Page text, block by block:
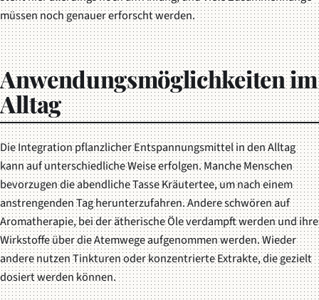
müssen noch genauer erforscht werden.
Anwendungsmöglichkeiten im
Alltag
Die Integration pflanzlicher Entspannungsmittel in den Alltag
kann auf unterschiedliche Weise erfolgen. Manche Menschen
bevorzugen die abendliche Tasse Kräutertee, um nach einem
anstrengenden Tag herunterzufahren. Andere schwören auf
Aromatherapie, bei der ätherische Öle verdampft werden und ihre
Wirkstoffe über die Atemwege aufgenommen werden. Wieder
andere nutzen Tinkturen oder konzentrierte Extrakte, die gezielt
dosiert werden können.